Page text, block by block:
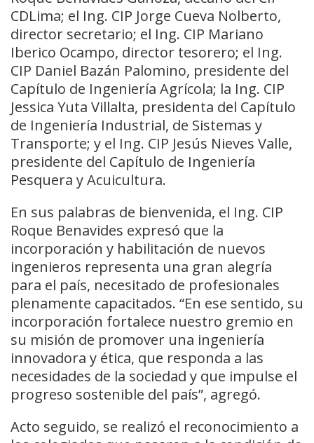
CDLima; el Ing. CIP Jorge Cueva Nolberto,
director secretario; el Ing. CIP Mariano
Iberico Ocampo, director tesorero; el Ing.
CIP Daniel Bazán Palomino, presidente del
Capítulo de Ingeniería Agrícola; la Ing. CIP
Jessica Yuta Villalta, presidenta del Capítulo
de Ingeniería Industrial, de Sistemas y
Transporte; y el Ing. CIP Jesús Nieves Valle,
presidente del Capítulo de Ingeniería
Pesquera y Acuicultura.
En sus palabras de bienvenida, el Ing. CIP
Roque Benavides expresó que la
incorporación y habilitación de nuevos
ingenieros representa una gran alegría
para el país, necesitado de profesionales
plenamente capacitados. “En ese sentido, su
incorporación fortalece nuestro gremio en
su misión de promover una ingeniería
innovadora y ética, que responda a las
necesidades de la sociedad y que impulse el
progreso sostenible del país”, agregó.
Acto seguido, se realizó el reconocimiento a